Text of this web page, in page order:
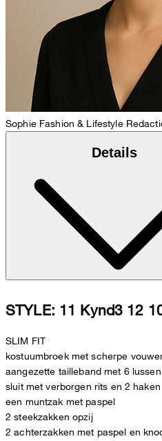
Sophie Fashion & Lifestyle
Details
STYLE: 11 Kynd3 12
SLIM FIT
kostuumbroek met scherpe
aangezette tailleband met 6
sluit met verborgen rits en 2 haken
een muntzak met paspel
2 steekzakken opzij
2 achterzakken met paspel en